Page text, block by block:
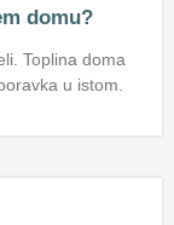
domu?
Toplina doma
u istom.